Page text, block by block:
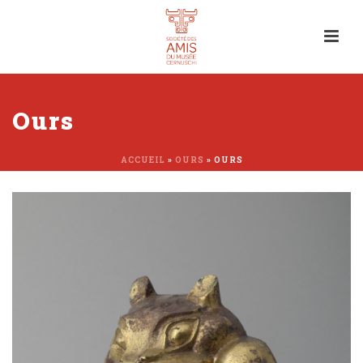
Ours
ACCUEIL » OURS » OURS